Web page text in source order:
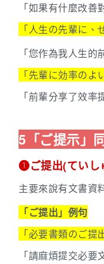
「如果有什麼改善
「人生の先輩に、
「您作為我人生的
「先輩に効率のよ
「前輩分享了效率
5「ご提示」
➊ご提出(ていし
主要來說有文書資
「ご提出」例句
「必要書類のご提
「請麻煩提交必要